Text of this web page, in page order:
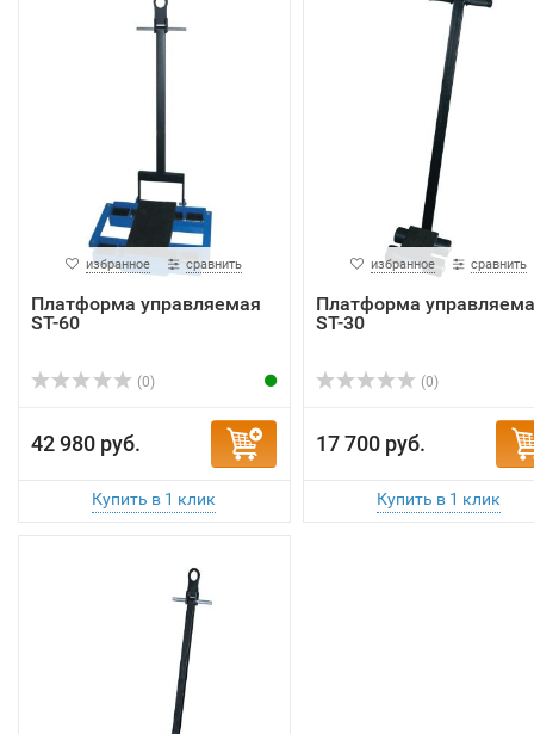
избранное сравнить
Платформа управляемая
ST-60
(0)
42 980 руб.
избранное сравнить
Платформа
ST-30
(0)
17 700 руб.